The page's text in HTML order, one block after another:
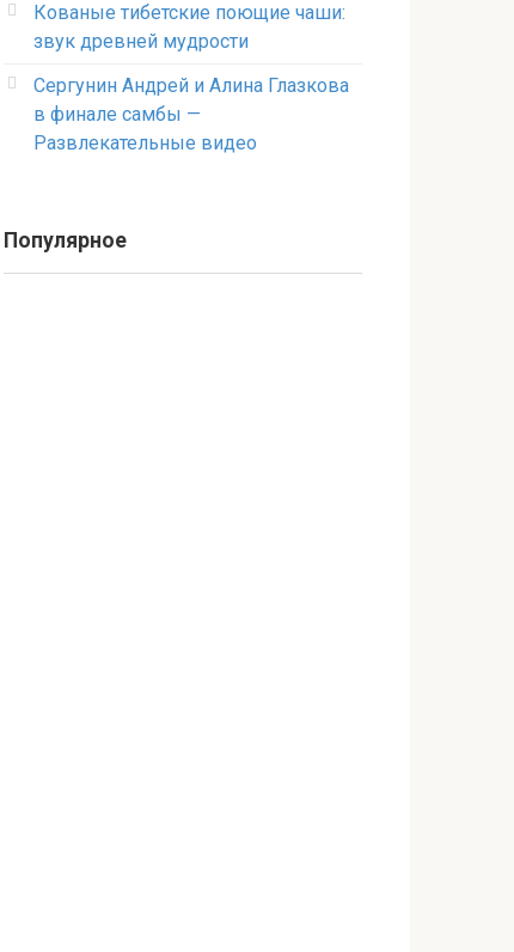
Кованые тибетские поющие чаши:
звук древней мудрости
Сергунин Андрей и Алина Глазкова
в финале самбы —
Развлекательные видео
Популярное